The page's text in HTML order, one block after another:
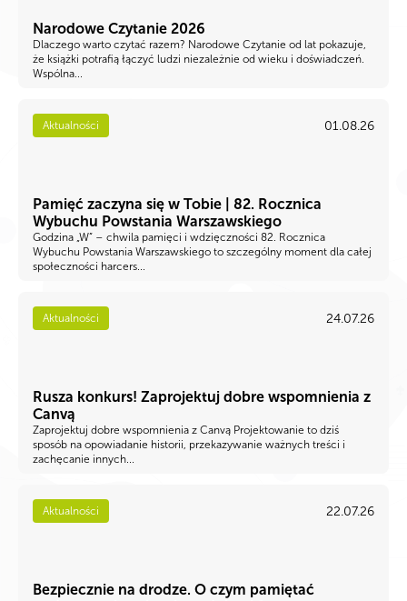
Narodowe Czytanie 2026
Dlaczego warto czytać razem? Narodowe Czytanie od lat pokazuje,
że książki potrafią łączyć ludzi niezależnie od wieku i doświadczeń.
Wspólna...
Aktualności 01.08.26
Pamięć zaczyna się w Tobie | 82. Rocznica
Wybuchu Powstania Warszawskiego
Godzina „W” – chwila pamięci i wdzięczności 82. Rocznica
Wybuchu Powstania Warszawskiego to szczególny moment dla całej
społeczności harcers...
Aktualności 24.07.26
Rusza konkurs! Zaprojektuj dobre wspomnienia z
Canvą
Zaprojektuj dobre wspomnienia z Canvą Projektowanie to dziś
sposób na opowiadanie historii, przekazywanie ważnych treści i
zachęcanie innych...
Aktualności 22.07.26
Bezpiecznie na drodze. O czym pamiętać